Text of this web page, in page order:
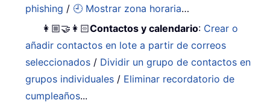
phishing / 🕘 Mostrar zona horaria…
👩🏼‍🤝‍👩🏻Contactos y calendario: Crear o
añadir contactos en lote a partir de correos
seleccionados / Dividir un grupo de contactos en
grupos individuales / Eliminar recordatorio de
cumpleaños...